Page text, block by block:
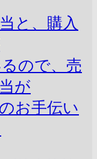
と、購入
ので、売
が
お手伝い